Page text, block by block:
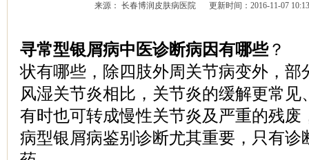
来源： 长春博润皮肤病医院 更新时间：2016-11-07
寻常型银屑病中医诊断病因有哪些？
状有哪些，除四肢外周关节病变外，部
风湿关节炎相比，关节炎的缓解更常见
有时也可转成慢性关节炎及严重的残废
病型银屑病鉴别诊断尤其重要，只有诊